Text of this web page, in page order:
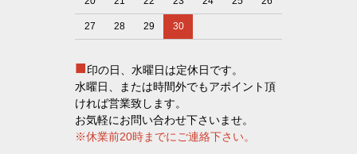
27 28 29 30
■印の日、水曜日は定休日です。
水曜日、または時間外でもアポイント頂
ければ営業致します。
お気軽にお問い合わせ下さいませ。
※休業前20時までにご連絡下さい。